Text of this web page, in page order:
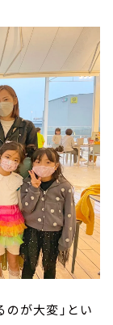
が大変」とい